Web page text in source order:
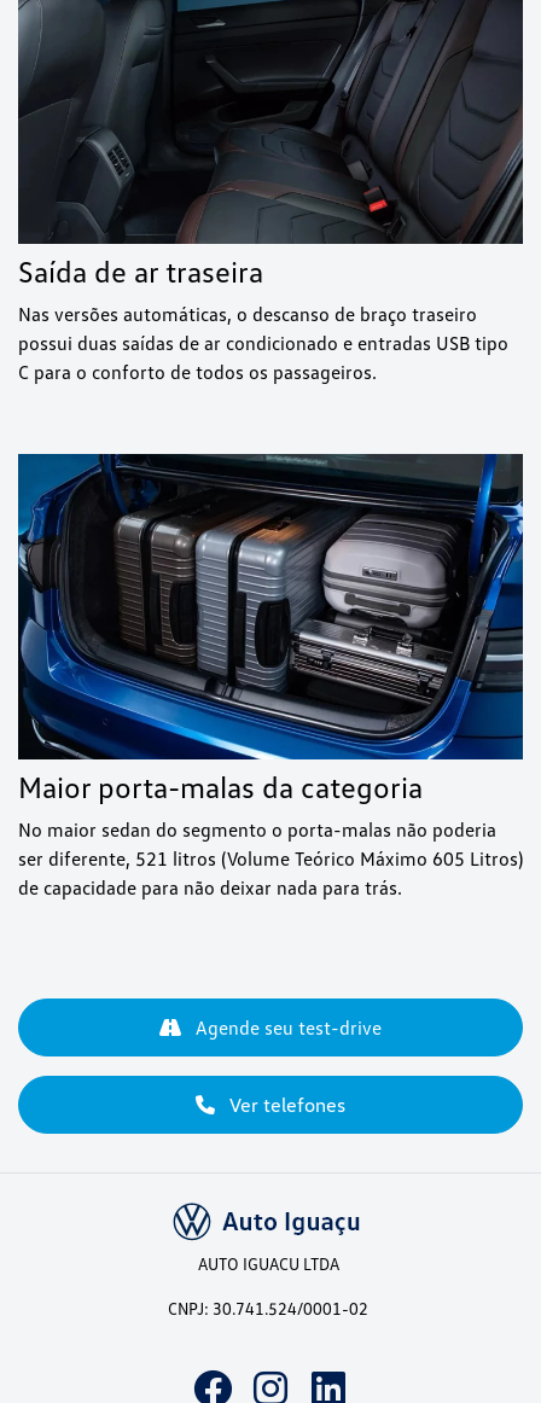
Saída de ar traseira
Nas versões automáticas, o descanso de braço traseiro
possui duas saídas de ar condicionado e entradas USB tipo
C para o conforto de todos os passageiros.
Maior porta-malas da categoria
No maior sedan do segmento o porta-malas não poderia
ser diferente, 521 litros (Volume Teórico Máximo 605 Litros)
de capacidade para não deixar nada para trás.
Ver telefones
Agende seu test-drive
AUTO IGUACU LTDA
CNPJ: 30.741.524/0001-02